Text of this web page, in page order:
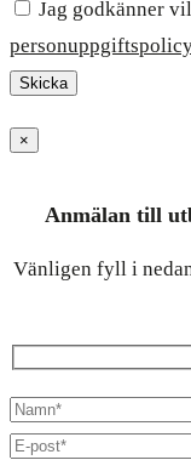
Jag godkänner
×
Anmälan till
Vänligen fyll i